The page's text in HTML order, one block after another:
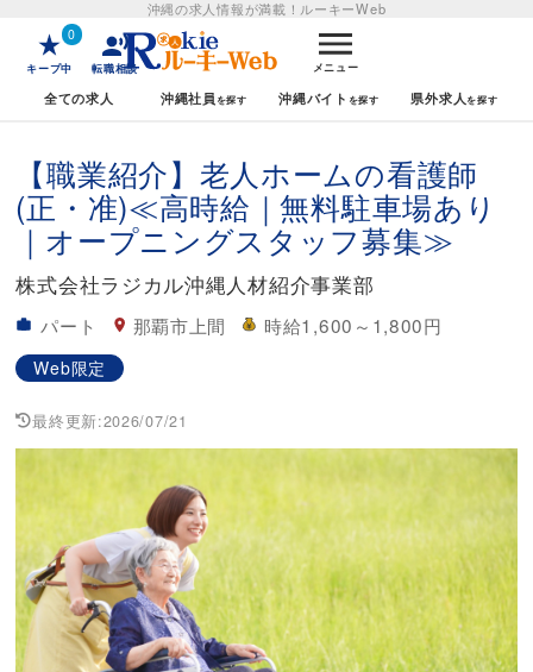
沖縄の求人情報が満載！ ルーキーWeb
0
キープ中 転職相談 メニュー
全ての求人 沖縄社員 沖縄バイト 県外求人
【職業紹介】老人ホームの看護師
(正・准)≪高時給｜無料駐車場あり
｜オープニングスタッフ募集≫
株式会社ラジカル沖縄人材紹介事業部
パート 那覇市上間 時給1,600～1,800円
Web限定
最終更新:2026/07/21